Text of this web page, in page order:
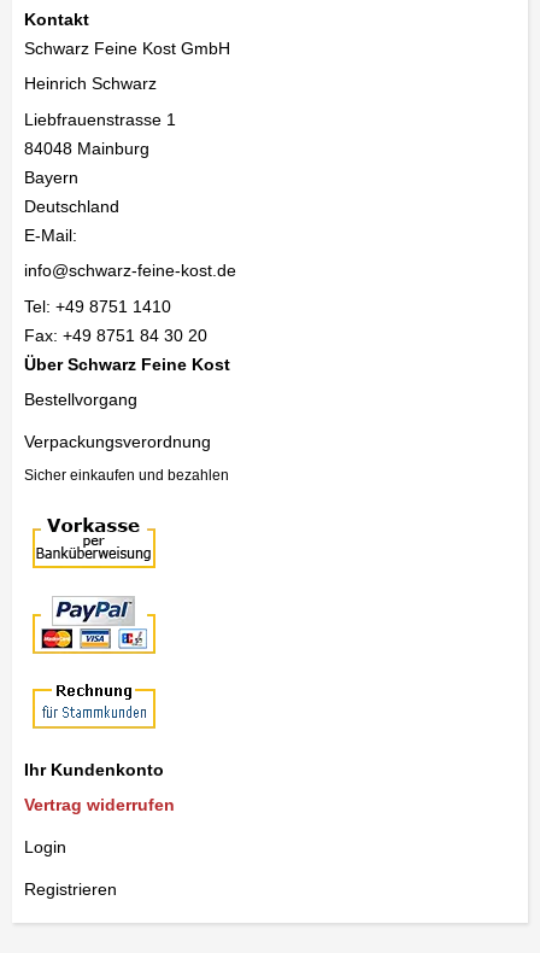
Kontakt
Schwarz Feine Kost GmbH
Heinrich Schwarz
Liebfrauenstrasse 1
84048 Mainburg
Bayern
Deutschland
E-Mail:
info@schwarz-feine-kost.de
Tel: +49 8751 1410
Fax: +49 8751 84 30 20
Über Schwarz Feine Kost
Bestellvorgang
Verpackungsverordnung
Sicher einkaufen und bezahlen
Ihr Kundenkonto
Vertrag widerrufen
Login
Registrieren